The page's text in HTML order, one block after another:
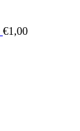
€1,00